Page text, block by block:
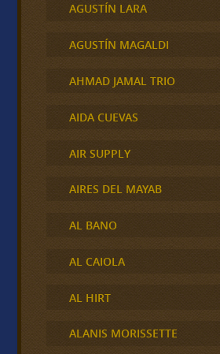
AGUSTÍN LARA
AGUSTÍN MAGALDI
AHMAD JAMAL TRIO
AIDA CUEVAS
AIR SUPPLY
AIRES DEL MAYAB
AL BANO
AL CAIOLA
AL HIRT
ALANIS MORISSETTE